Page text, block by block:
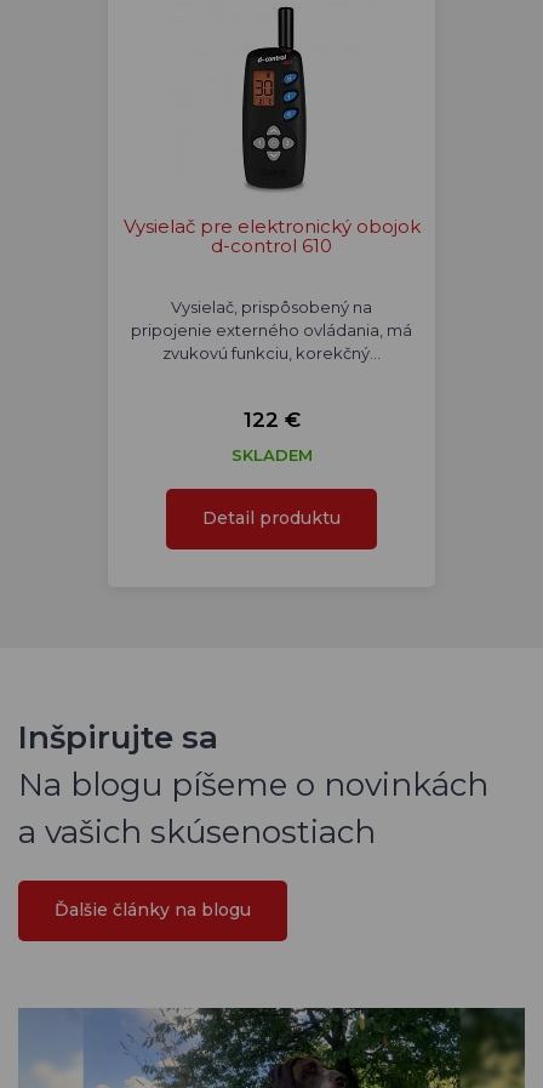
Vysielač pre elektronický obojok
d-control 610
Vysielač, prispôsobený na
pripojenie externého ovládania, má
zvukovú funkciu, korekčný…
122 €
SKLADEM
Detail produktu
Inšpirujte sa
Na blogu píšeme o novinkách
a vašich skúsenostiach
Ďalšie články na blogu